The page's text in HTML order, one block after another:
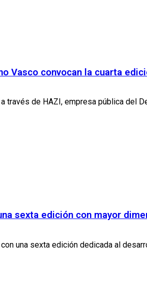
Vasco convocan la cuarta
través de HAZI, empresa pública del
sexta edición con mayor
una sexta edición dedicada al